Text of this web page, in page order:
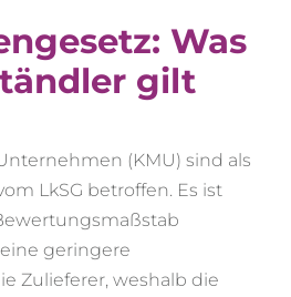
Was
gilt
(KMU) sind als
LkSG betroffen. Es ist
geringere
Zulieferer, weshalb die